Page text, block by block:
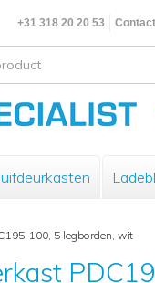
+31 318 20 20 53 Contact
100, 5 legborden, wit